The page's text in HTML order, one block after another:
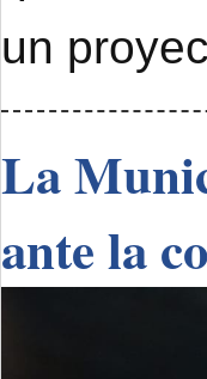
un
La
ante la